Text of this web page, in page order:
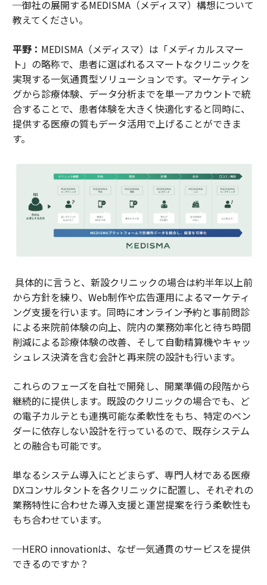
─御社の展開するMEDISMA（メディスマ）構想について
教えてください。
平野： MEDISMA（メディスマ）は「メディカルスマー
ト」の略称で、患者に選ばれるスマートなクリニックを
実現する一気通貫型ソリューションです。マーケティン
グから診療体験、データ分析までを単一アカウントで統
合することで、患者体験を大きく快適化すると同時に、
提供する医療の質もデータ活用で上げることができま
す。
具体的に言うと、新設クリニックの場合は約半年以上前
から方針を練り、Web制作や広告運用によるマーケティ
ング支援を行います。同時にオンライン予約と事前問診
による来院前体験の向上、院内の業務効率化と待ち時間
削減による診療体験の改善、そして自動精算機やキャッ
シュレス決済を含む会計と再来院の設計も行います。
これらのフェーズを自社で開発し、開業準備の段階から
継続的に提供します。既設のクリニックの場合でも、ど
の電子カルテとも連携可能な柔軟性をもち、特定のベン
ダーに依存しない設計を行っているので、既存システム
との融合も可能です。
単なるシステム導入にとどまらず、専門人材である医療
DXコンサルタントを各クリニックに配置し、それぞれの
業務特性に合わせた導入支援と運営提案を行う柔軟性も
もち合わせています。
─HERO innovationは、なぜ一気通貫のサービスを提供
できるのですか？